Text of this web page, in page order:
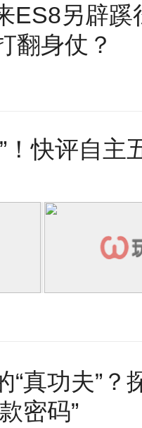
ES8另辟蹊
翻身仗？
！快评自主
“真功夫”？
密码”